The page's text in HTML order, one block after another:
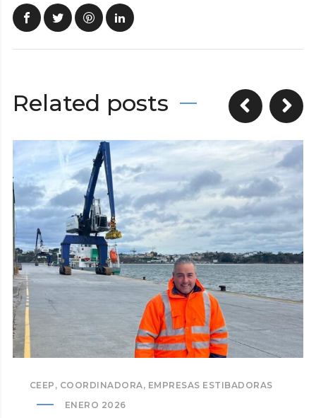
Related posts
CEEP , COORDINADORA, EMPRESAS ESTIBADORAS
ENERO 2026